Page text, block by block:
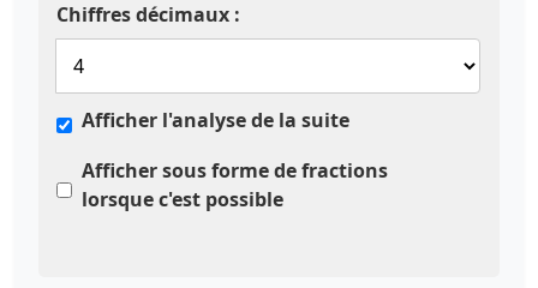
Chiffres décimaux :
Afficher l'analyse de la suite
Afficher sous forme de fractions
lorsque c'est possible